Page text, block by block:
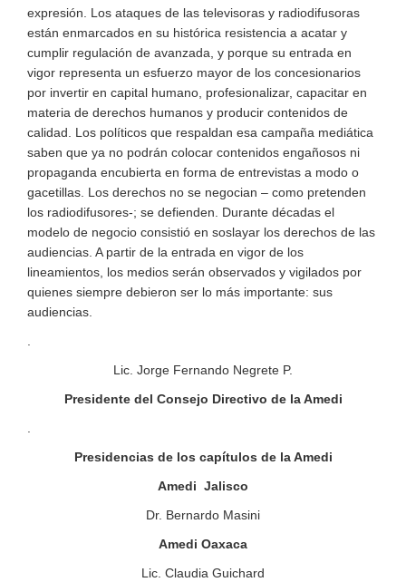
expresión. Los ataques de las televisoras y radiodifusoras
están enmarcados en su histórica resistencia a acatar y
cumplir regulación de avanzada, y porque su entrada en
vigor representa un esfuerzo mayor de los concesionarios
por invertir en capital humano, profesionalizar, capacitar en
materia de derechos humanos y producir contenidos de
calidad. Los políticos que respaldan esa campaña mediática
saben que ya no podrán colocar contenidos engañosos ni
propaganda encubierta en forma de entrevistas a modo o
gacetillas. Los derechos no se negocian – como pretenden
los radiodifusores-; se defienden. Durante décadas el
modelo de negocio consistió en soslayar los derechos de las
audiencias. A partir de la entrada en vigor de los
lineamientos, los medios serán observados y vigilados por
quienes siempre debieron ser lo más importante: sus
audiencias.
.
Lic. Jorge Fernando Negrete P.
Presidente del Consejo Directivo de la Amedi
.
Presidencias de los capítulos de la Amedi
Amedi Jalisco
Dr. Bernardo Masini
Amedi Oaxaca
Lic. Claudia Guichard